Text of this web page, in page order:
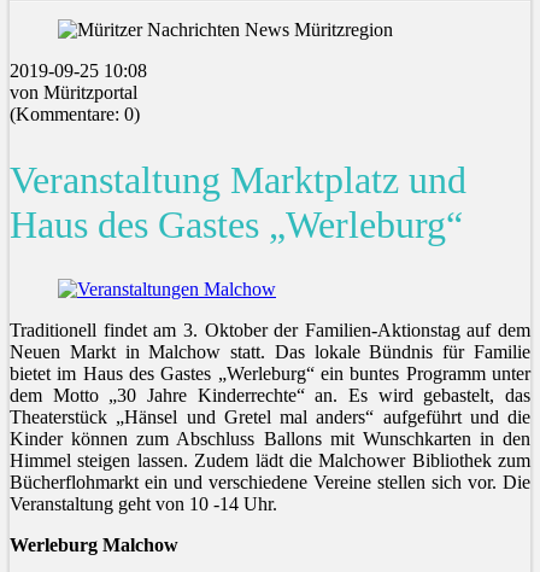
2019-09-25 10:08
von Müritzportal
(Kommentare: 0)
Veranstaltung Marktplatz und
Haus des Gastes „Werleburg“
Traditionell findet am 3. Oktober der Familien-Aktionstag auf dem
Neuen Markt in Malchow statt. Das lokale Bündnis für Familie
bietet im Haus des Gastes „Werleburg“ ein buntes Programm unter
dem Motto „30 Jahre Kinderrechte“ an. Es wird gebastelt, das
Theaterstück „Hänsel und Gretel mal anders“ aufgeführt und die
Kinder können zum Abschluss Ballons mit Wunschkarten in den
Himmel steigen lassen. Zudem lädt die Malchower Bibliothek zum
Bücherflohmarkt ein und verschiedene Vereine stellen sich vor. Die
Veranstaltung geht von 10 -14 Uhr.
Werleburg Malchow